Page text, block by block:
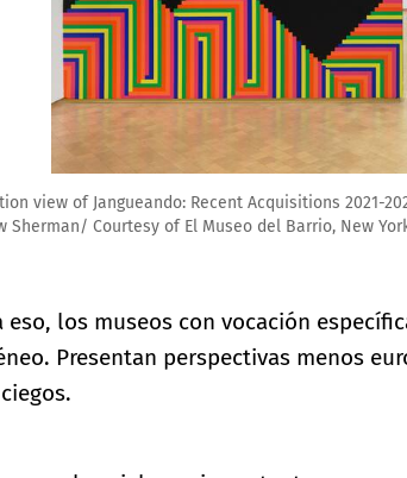
view of Jangueando: Recent Acquisitions 2021-
Sherman/ Courtesy of El Museo del Barrio, New
eso, los museos con vocación
Presentan perspectivas menos